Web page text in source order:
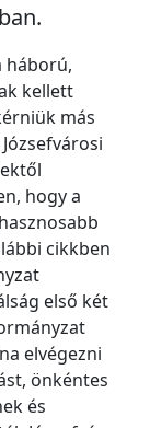
háború,
kellett
más
hogy a
cikkben
első két
elvégezni
önkéntes
és